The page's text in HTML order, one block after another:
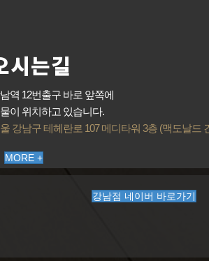
시는길
역 12번출구 바로 앞쪽에
이 위치하고 있습니다.
강남구 테헤란로 107 메디타워 3층 (맥도날드
MORE +
강남점 네이버 바로가기